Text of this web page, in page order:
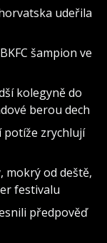
udeřila
šampion ve
kolegyně do
berou dech
potíže zrychlují
mokrý od deště,
festivalu
předpověď